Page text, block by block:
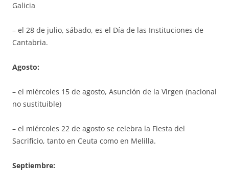
Galicia
– el 28 de julio, sábado, es el Día de las Instituciones de
Cantabria.
Agosto:
– el miércoles 15 de agosto, Asunción de la Virgen (nacional
no sustituible)
– el miércoles 22 de agosto se celebra la Fiesta del
Sacrificio, tanto en Ceuta como en Melilla.
Septiembre: